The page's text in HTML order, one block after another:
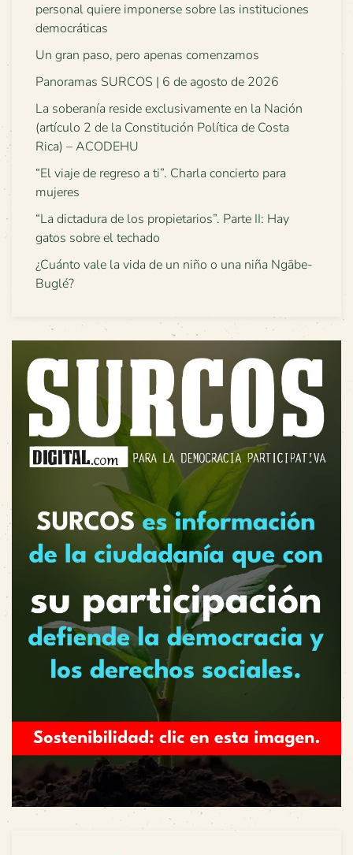
personal quiere imponerse sobre las instituciones
democráticas
Un gran paso, pero apenas comenzamos
Panoramas SURCOS | 6 de agosto de 2026
La soberanía reside exclusivamente en la Nación
(artículo 2 de la Constitución Política de Costa
Rica) – ACODEHU
“El viaje de regreso a ti”. Charla concierto para
mujeres
“La dictadura de los propietarios”. Parte II: Hay
gatos sobre el techado
¿Cuánto vale la vida de un niño o una niña Ngäbe-
Buglé?